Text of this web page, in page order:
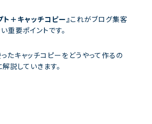
ト＋キャッチコピー』これがブログ集客
重要ポイントです。
ったキャッチコピーをどうやって作るの
説していきます。